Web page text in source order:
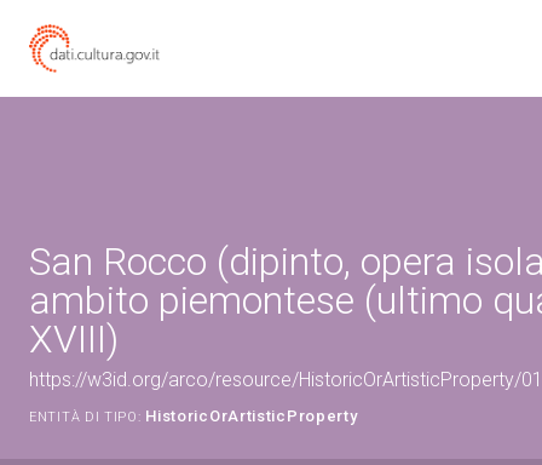
San Rocco (dipinto, opera
ambito piemontese (ultimo
XVIII)
https://w3id.org/arco/resource/HistoricOrArtisticProperty/
ENTITÀ DI TIPO: HistoricOrArtisticProperty